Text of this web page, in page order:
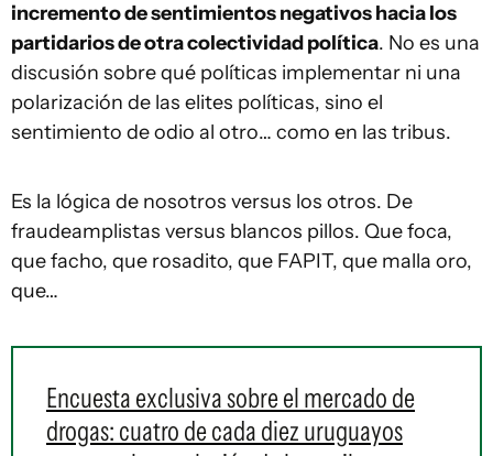
incremento de sentimientos negativos hacia los
partidarios de otra colectividad política. No es una
discusión sobre qué políticas implementar ni una
polarización de las elites políticas, sino el
sentimiento de odio al otro… como en las tribus.
Es la lógica de nosotros versus los otros. De
fraudeamplistas versus blancos pillos. Que foca,
que facho, que rosadito, que FAPIT, que malla oro,
que…
Encuesta exclusiva sobre el mercado de
drogas: cuatro de cada diez uruguayos